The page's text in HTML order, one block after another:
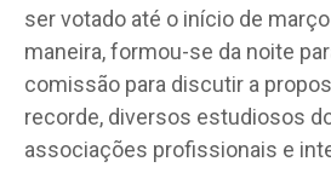
ser votado até o início de
maneira, formou-se da noite
comissão para discutir a
recorde, diversos estudiosos
associações profissionais e